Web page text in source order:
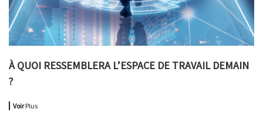
À QUOI RESSEMBLERA L’ESPACE DE TRAVAIL DEMAIN
?
VoirPlus